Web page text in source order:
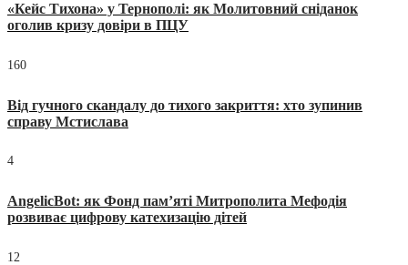
«Кейс Тихона» у Тернополі: як Молитовний сніданок
оголив кризу довіри в ПЦУ
160
Від гучного скандалу до тихого закриття: хто зупинив
справу Мстислава
4
AngelicBot: як Фонд пам’яті Митрополита Мефодія
розвиває цифрову катехизацію дітей
12